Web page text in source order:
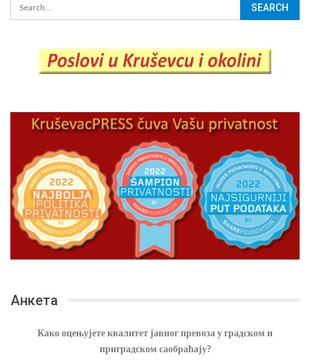
Анкета
Како оцењујете квалитет јавног превоза у градском и
приградском саобраћају?